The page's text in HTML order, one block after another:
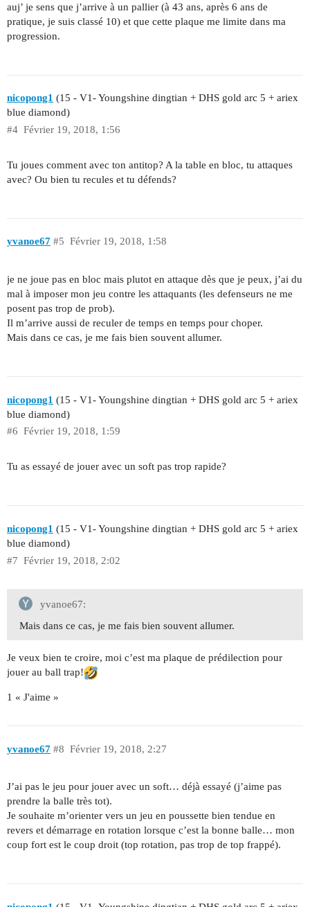
auj’ je sens que j’arrive à un pallier (à 43 ans, après 6 ans de
pratique, je suis classé 10) et que cette plaque me limite dans ma
progression.
nicopong1 (15 - V1- Youngshine dingtian + DHS gold arc 5 + ariex
blue diamond)
Février 19, 2018, 1:56
#4
Tu joues comment avec ton antitop? A la table en bloc, tu attaques
avec? Ou bien tu recules et tu défends?
yvanoe67 Février 19, 2018, 1:58
#5
je ne joue pas en bloc mais plutot en attaque dès que je peux, j’ai du
mal à imposer mon jeu contre les attaquants (les defenseurs ne me
posent pas trop de prob).
Il m’arrive aussi de reculer de temps en temps pour choper.
Mais dans ce cas, je me fais bien souvent allumer.
nicopong1 (15 - V1- Youngshine dingtian + DHS gold arc 5 + ariex
blue diamond)
Février 19, 2018, 1:59
#6
Tu as essayé de jouer avec un soft pas trop rapide?
nicopong1 (15 - V1- Youngshine dingtian + DHS gold arc 5 + ariex
blue diamond)
Février 19, 2018, 2:02
#7
yvanoe67:
Mais dans ce cas, je me fais bien souvent allumer.
Je veux bien te croire, moi c’est ma plaque de prédilection pour
jouer au ball trap!
1 « J'aime »
yvanoe67 Février 19, 2018, 2:27
#8
J’ai pas le jeu pour jouer avec un soft… déjà essayé (j’aime pas
prendre la balle très tot).
Je souhaite m’orienter vers un jeu en poussette bien tendue en
revers et démarrage en rotation lorsque c’est la bonne balle… mon
coup fort est le coup droit (top rotation, pas trop de top frappé).